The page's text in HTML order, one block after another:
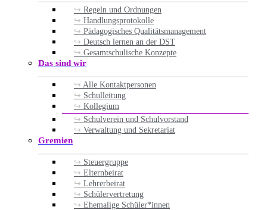
Regeln und Ordnungen
Handlungsprotokolle
Pädagogisches Qualitätsmanagement
Deutsch lernen an der DST
Gesamtschulische Konzepte
Das sind wir
Alle Kontaktpersonen
Schulleitung
Kollegium
Schulverein und Schulvorstand
Verwaltung und Sekretariat
Gremien
Steuergruppe
Elternbeirat
Lehrerbeirat
Schülervertretung
Ehemalige Schüler*innen